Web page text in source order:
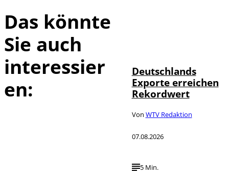
Das könnte
Sie auch
interessier
en:
Deutschlands
Exporte erreichen
Rekordwert
Von WTV Redaktion
07.08.2026
5 Min.